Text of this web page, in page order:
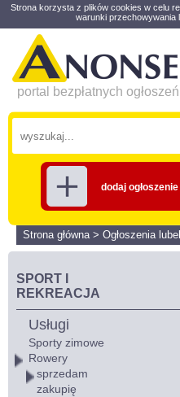
Strona korzysta z plików cookies w celu
warunki przechowywania
portal bezpłatnych ogłoszeń
dodaj ogłoszenie
Strona główna> Ogłoszenia
SPORT I
REKREACJA
Usługi
Sporty zimowe
Rowery
sprzedam
zakupię